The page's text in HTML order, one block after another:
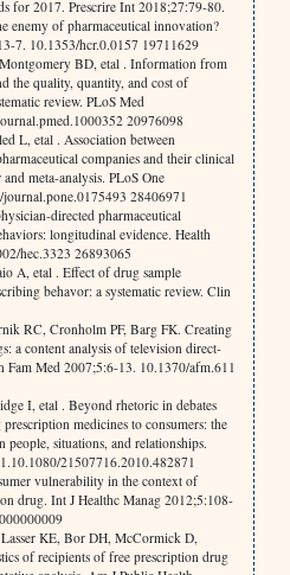
for 2017. Prescrire Int 2018;27:79-80.
enemy of pharmaceutical innovation?
7. 10.1353/hcr.0.0157 19711629
BD, etal . Information from
the quality, quantity, and cost of
review. PLoS Med
20976098
L, etal . Association between
companies and their clinical
meta-analysis. PLoS One
28406971
directed pharmaceutical
longitudinal evidence. Health
hec.3323 26893065
A, etal . Effect of drug sample
behavor: a systematic review. Clin
RC, Cronholm PF, Barg FK. Creating
a content analysis of television direct-
Fam Med 2007;5:6-13. 10.1370/afm.611
I, etal . Beyond rhetoric in debates
medicines to consumers: the
situations, and relationships.
21507716.2010.482871
vulnerability in the context of
drug. Int J Healthc Manag 2012;5:108-
KE, Bor DH, McCormick D,
of recipients of free prescription drug